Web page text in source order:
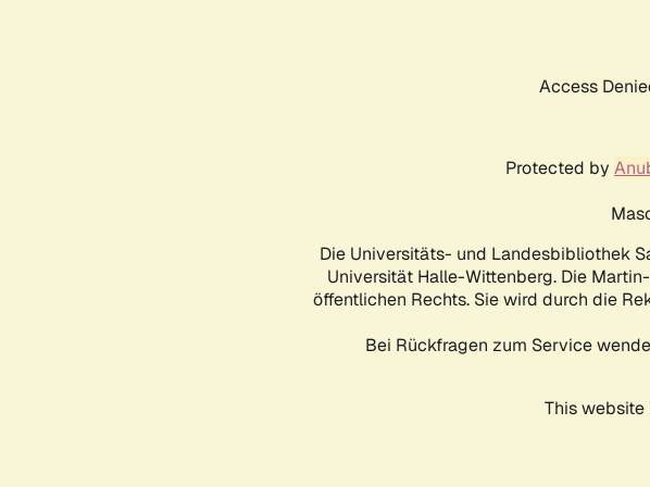
Access
Protected by
Die Universitäts- und Landesbibliothek
Universität Halle-Wittenberg. Die
öffentlichen Rechts. Sie wird durch die
Bei Rückfragen zum Service
This website